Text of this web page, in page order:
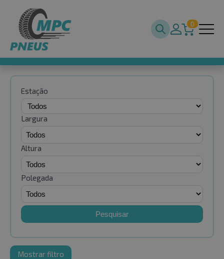
0
Estação
Largura
Altura
Polegada
Pesquisar
Mostrar filtro